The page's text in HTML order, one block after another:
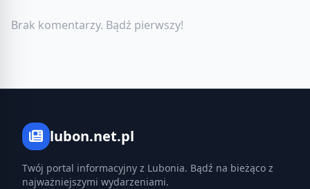
Brak komentarzy. Bądź pierwszy!
lubon.net.pl
Twój portal informacyjny z Lubonia. Bądź na bieżąco z
najważniejszymi wydarzeniami.